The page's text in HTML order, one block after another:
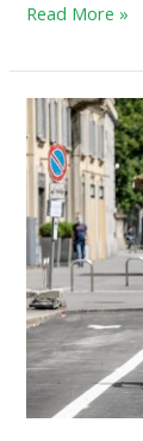
Read More »
La
ieșirea
din
starea
de
urgență,
statele
lumii
pariază
pe